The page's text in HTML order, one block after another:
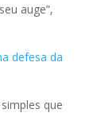
auge”,
defesa da
que